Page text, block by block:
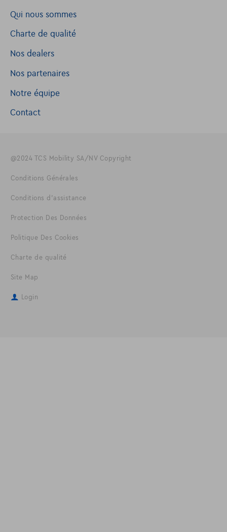
Qui nous sommes
Charte de qualité
Nos dealers
Nos partenaires
Notre équipe
Contact
@2024 TCS Mobility SA/NV Copyright
Conditions Générales
Conditions d'assistance
Protection Des Données
Politique Des Cookies
Charte de qualité
Site Map
Login